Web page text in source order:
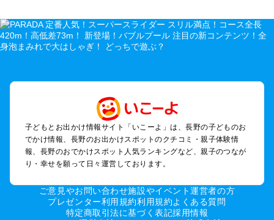
を探す
軽井沢・万座・嬬恋・北軽井沢のプールお出かけ
松本・上高地・諏訪・乗鞍・美ヶ原のプールお出かけ
伊那・駒ヶ根・飯田・昼神（伊那路）のプールお出かけ
蓼科・白樺湖・車山・女神湖・姫木平のプールお出かけ
安曇野・大町のプールお出かけ
白馬・小谷のプールお出かけ
八ヶ岳・野辺山・富士見・原村・小海線沿線のプールお出かけ
木曽路・木曽周辺のプールお出かけ
飯山・斑尾・信濃町・黒姫のプールお出かけ
千曲・戸倉上山田のプールお出かけ
須坂・菅平高原・峰の原高原のプールお出かけ
子どもとお出かけ情報サイト「いこーよ」は、長野の子どものお
でかけ情報、長野のお出かけスポットのクチコミ・親子体験情
報、長野のおでかけスポット人気ランキングなど、親子のつなが
り・幸せを願って日々運営しております。
ご意見やお問い合わせ施設やイベント運営者の方
プレゼンター利用規約利用規約よくある質問
特定商取引法に基づく表記採用情報